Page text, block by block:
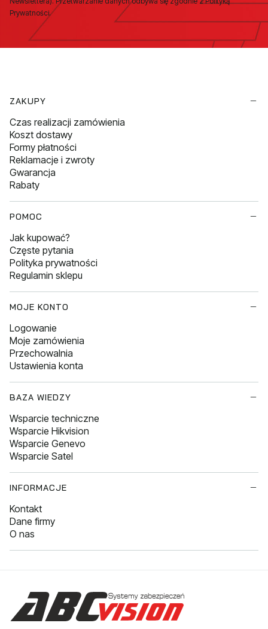
Prywatności.
ZAKUPY
Czas realizacji zamówienia
Koszt dostawy
Formy płatności
Reklamacje i zwroty
Gwarancja
Rabaty
POMOC
Jak kupować?
Częste pytania
Polityka prywatności
Regulamin sklepu
MOJE KONTO
Logowanie
Moje zamówienia
Przechowalnia
Ustawienia konta
BAZA WIEDZY
Wsparcie techniczne
Wsparcie Hikvision
Wsparcie Genevo
Wsparcie Satel
INFORMACJE
Kontakt
Dane firmy
O nas